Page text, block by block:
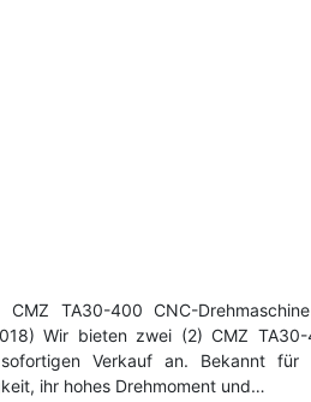
TA30-400 CNC-
Wir bieten zwei (2) CMZ
Verkauf an. Bekannt für
ihr hohes Drehmoment und…